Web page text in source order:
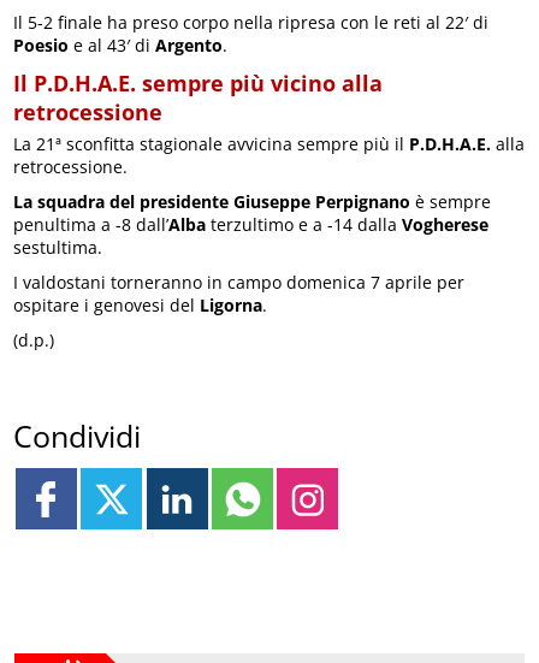
Il 5-2 finale ha preso corpo nella ripresa con le reti al 22′ di
Poesio e al 43′ diArgento.
Il P.D.H.A.E. sempre più vicino alla
retrocessione
La 21ª sconfitta stagionale avvicina sempre più il P.D.H.A.E. alla
retrocessione.
La squadra del presidente Giuseppe Perpignano è sempre
penultima a -8 dall’Alba terzultimo e a -14 dallaVogherese
sestultima.
I valdostani torneranno in campo domenica 7 aprile per
ospitare i genovesi del Ligorna.
(d.p.)
Condividi